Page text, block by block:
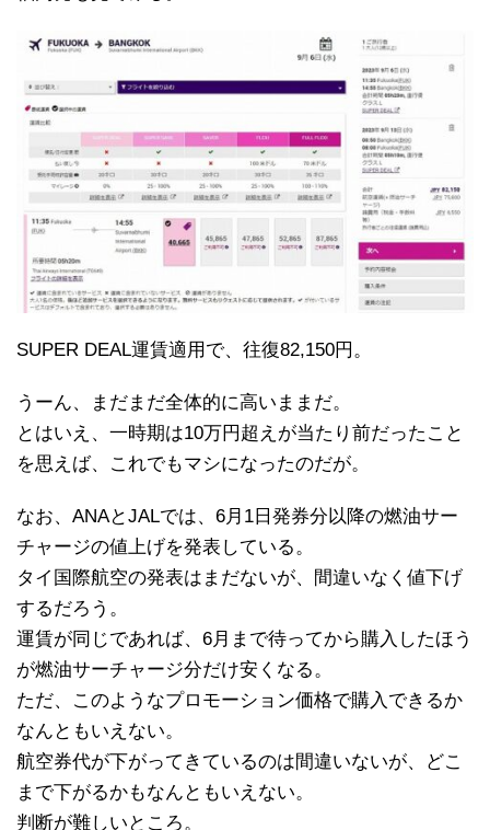
SUPER DEAL運賃適用で、往復82,150円。
うーん、まだまだ全体的に高いままだ。
とはいえ、一時期は10万円超えが当たり前だったこと
を思えば、これでもマシになったのだが。
なお、ANAとJALでは、6月1日発券分以降の燃油サー
チャージの値上げを発表している。
タイ国際航空の発表はまだないが、間違いなく値下げ
するだろう。
運賃が同じであれば、6月まで待ってから購入したほう
が燃油サーチャージ分だけ安くなる。
ただ、このようなプロモーション価格で購入できるか
なんともいえない。
航空券代が下がってきているのは間違いないが、どこ
まで下がるかもなんともいえない。
判断が難しいところ。